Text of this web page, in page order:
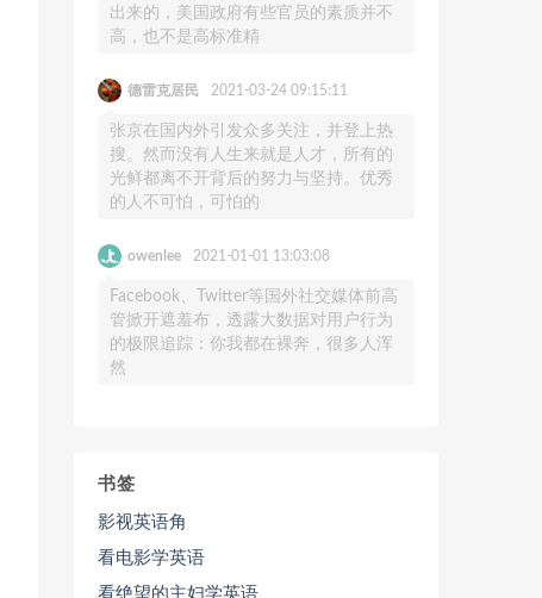
出来的，美国政府有些官员的素质并不
高，也不是高标准精
德雷克居民 2021-03-24 09:15:11
张京在国内外引发众多关注，并登上热
搜。然而没有人生来就是人才，所有的
光鲜都离不开背后的努力与坚持。优秀
的人不可怕，可怕的
owenlee 2021-01-01 13:03:08
Facebook、Twitter等国外社交媒体前高
管掀开遮羞布，透露大数据对用户行为
的极限追踪：你我都在裸奔，很多人浑
然
书签
影视英语角
看电影学英语
看绝望的主妇学英语